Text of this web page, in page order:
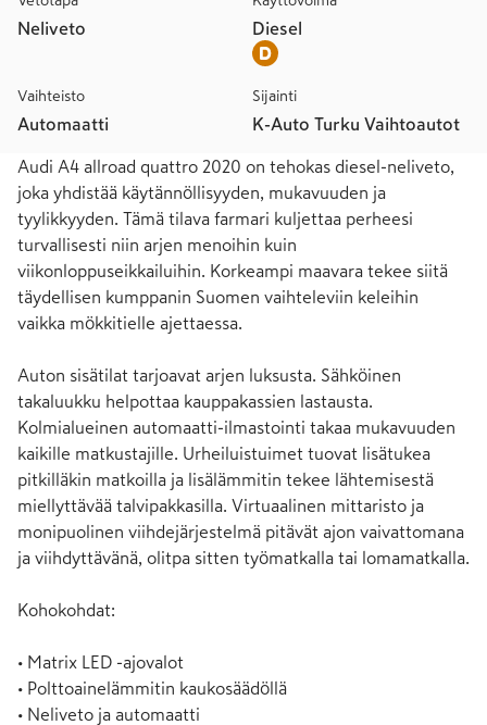
Neliveto Diesel
Vaihteisto
Automaatti
Sijainti
K-Auto Turku Vaihtoautot
Audi A4 allroad quattro 2020 on tehokas diesel-neliveto,
joka yhdistää käytännöllisyyden, mukavuuden ja
tyylikkyyden. Tämä tilava farmari kuljettaa perheesi
turvallisesti niin arjen menoihin kuin
viikonloppuseikkailuihin. Korkeampi maavara tekee siitä
täydellisen kumppanin Suomen vaihteleviin keleihin
vaikka mökkitielle ajettaessa.
Auton sisätilat tarjoavat arjen luksusta. Sähköinen
takaluukku helpottaa kauppakassien lastausta.
Kolmialueinen automaatti-ilmastointi takaa mukavuuden
kaikille matkustajille. Urheiluistuimet tuovat lisätukea
pitkilläkin matkoilla ja lisälämmitin tekee lähtemisestä
miellyttävää talvipakkasilla. Virtuaalinen mittaristo ja
monipuolinen viihdejärjestelmä pitävät ajon vaivattomana
ja viihdyttävänä, olitpa sitten työmatkalla tai lomamatkalla.
Kohokohdat:
• Matrix LED -ajovalot
• Polttoainelämmitin kaukosäädöllä
• Neliveto ja automaatti